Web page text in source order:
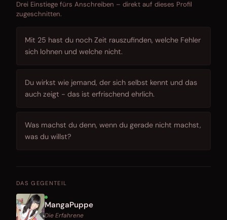
Drei Einstiege fürs Anschreiben – direkt auf dieses Profil
zugeschnitten.
Mit 25 hast du noch Zeit rauszufinden, welche Fehler
sich lohnen und welche nicht.
Du wirkst wie jemand, der sich selbst kennt und das
auch zeigt - das ist erfrischend ehrlich.
Was machst du denn, wenn du gerade nicht machst,
was du willst?
DAS GEGENTEIL
MangaPuppe
Die Erfahrene